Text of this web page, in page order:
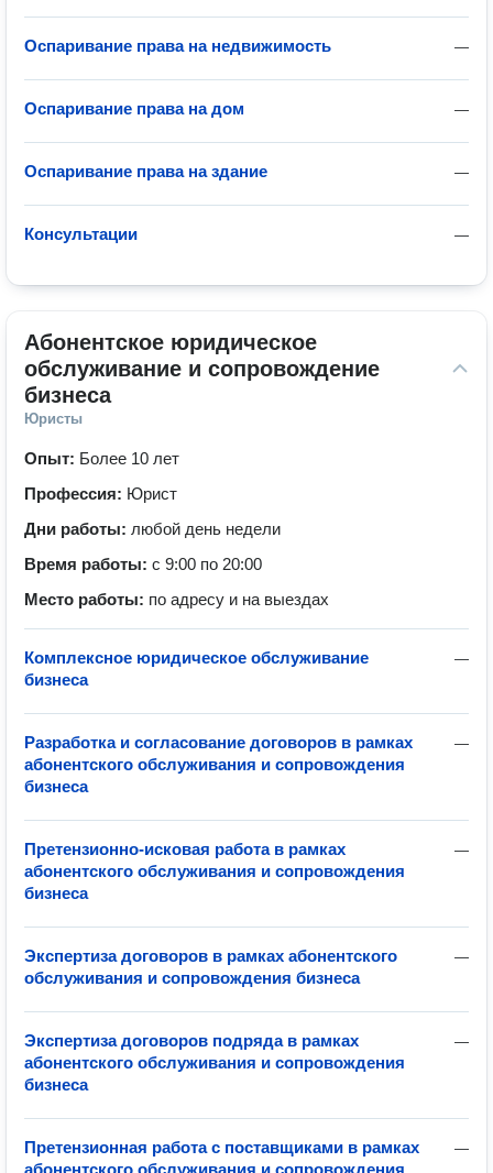
—
Оспаривание права на недвижимость
—
Оспаривание права на дом
—
Оспаривание права на здание
—
Консультации
Абонентское юридическое
обслуживание и сопровождение
бизнеса
Юристы
Опыт: Более 10 лет
Профессия: Юрист
Дни работы: любой день недели
Время работы: с 9:00 по 20:00
Место работы: по адресу и на выездах
—
Комплексное юридическое обслуживание
бизнеса
—
Разработка и согласование договоров в рамках
абонентского обслуживания и сопровождения
бизнеса
—
Претензионно-исковая работа в рамках
абонентского обслуживания и сопровождения
бизнеса
—
Экспертиза договоров в рамках абонентского
обслуживания и сопровождения бизнеса
—
Экспертиза договоров подряда в рамках
абонентского обслуживания и сопровождения
бизнеса
—
Претензионная работа с поставщиками в рамках
абонентского обслуживания и сопровождения